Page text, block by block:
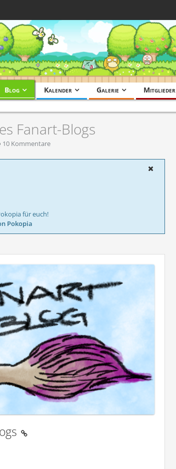
Blog Kalender Galerie Mitglieder
Fanart-Blogs
10 Kommentare
für euch!
Pokopia